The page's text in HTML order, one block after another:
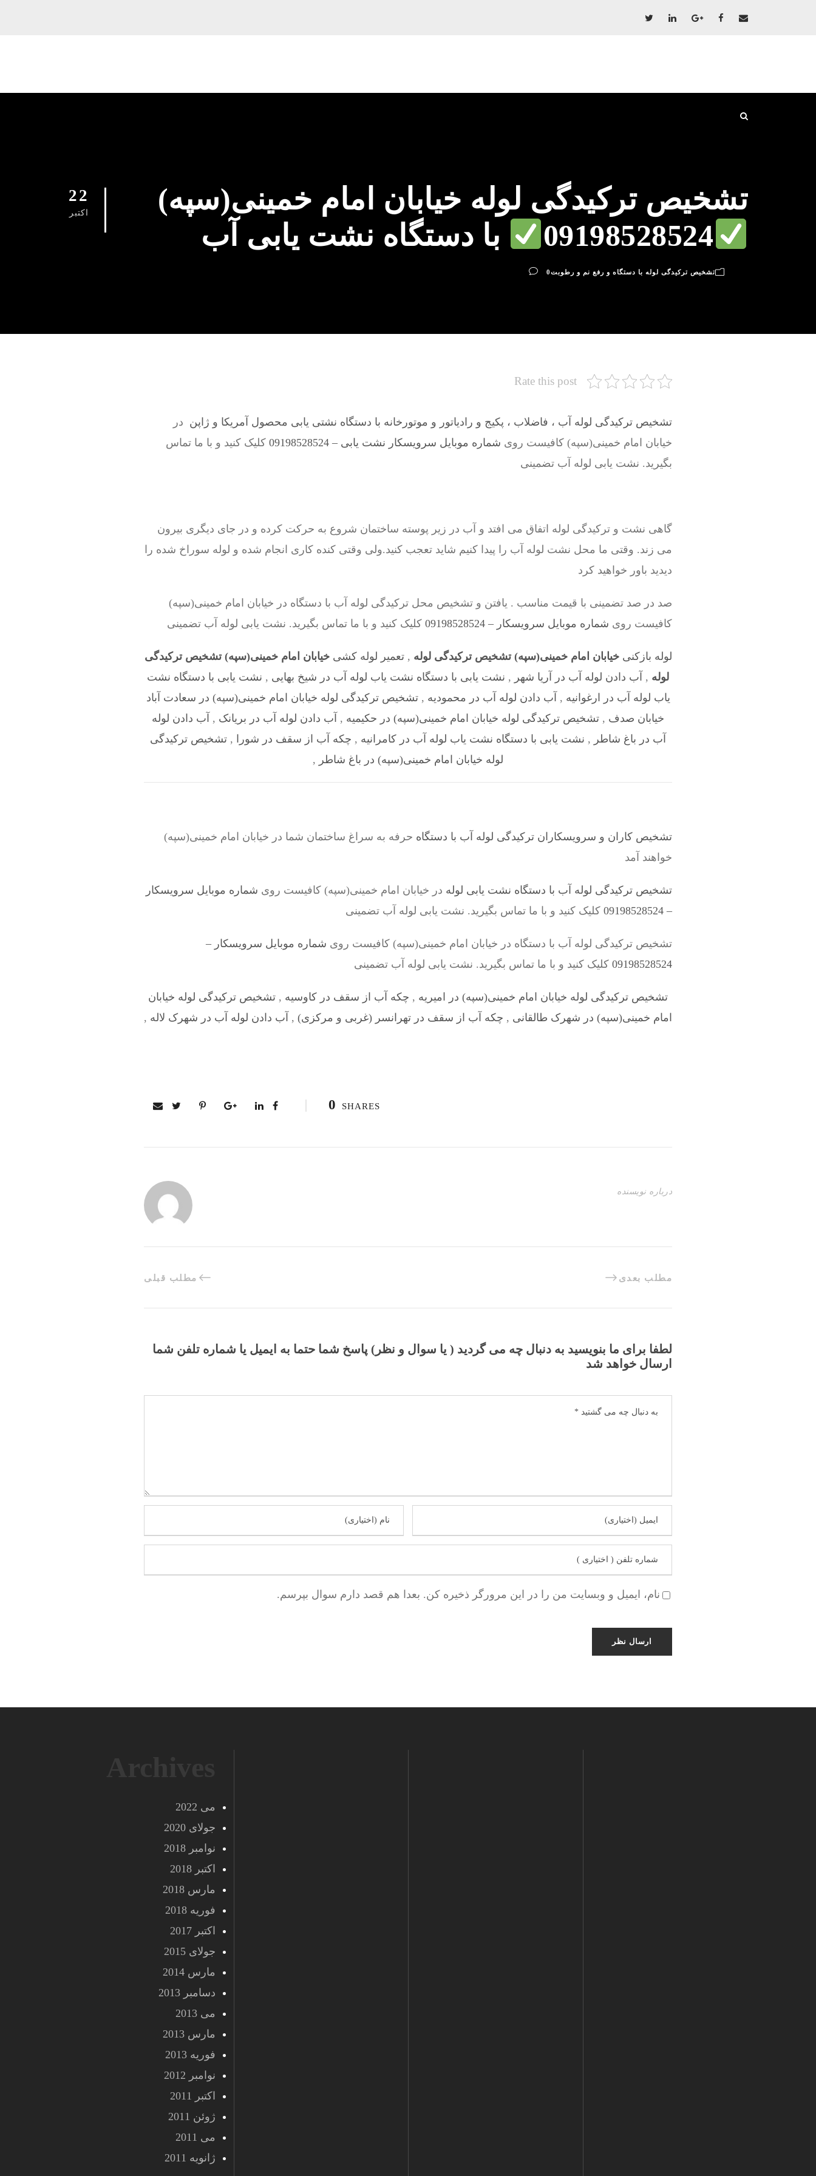
22
اکتبر
تشخیص ترکیدگی لوله خیابان امام خمینی(سپه)
09198528524
با دستگاه نشت یابی آب
تشخیص ترکیدگی لوله با دستگاه و رفع نم و رطوبت0
Rate this post
تشخیص ترکیدگی لوله آب ، فاضلاب ، پکیج و رادیاتور و موتورخانه با دستگاه نشتی یابی محصول آمریکا و ژاپن در
خیابان امام خمینی(سپه) کافیست روی شماره موبایل سرویسکار نشت یابی – 09198528524
کلیک کنید و با ما تماس
بگیرید. نشت یابی لوله آب تضمینی
گاهی نشت و ترکیدگی لوله اتفاق می افتد و آب در زیر پوسته ساختمان شروع به حرکت کرده و در جای دیگری بیرون
می زند. وقتی ما محل نشت لوله آب را پیدا کنیم شاید تعجب کنید.ولی وقتی کنده کاری انجام شده و لوله سوراخ شده را
دیدید باور خواهید کرد
صد در صد تضمینی با قیمت مناسب . یافتن و تشخیص محل ترکیدگی لوله آب با دستگاه در خیابان امام خمینی(سپه)
کافیست روی شماره موبایل سرویسکار – 09198528524 کلیک کنید و با ما تماس بگیرید. نشت یابی لوله آب تضمینی
لوله بازکنیخیابان امام خمینی(سپه) تشخیص ترکیدگی لوله ,تعمیر لوله کشیخیابان امام خمینی(سپه) تشخیص ترکیدگی
لوله , آب دادن لوله آب در آریا شهر , نشت یابی با دستگاه نشت یاب لوله آب در شیخ بهایی , نشت یابی با دستگاه نشت
یاب لوله آب در ارغوانیه , آب دادن لوله آب در محمودیه ,تشخیص ترکیدگی لوله خیابان امام خمینی(سپه) در سعادت آباد
خیابان صدف , تشخیص ترکیدگی لوله خیابان امام خمینی(سپه) در حکیمیه , آب دادن لوله آب در بریانک , آب دادن لوله
آب در باغ شاطر , نشت یابی با دستگاه نشت یاب لوله آب در کامرانیه , چکه آب از سقف در شورا , تشخیص ترکیدگی
لوله خیابان امام خمینی(سپه) در باغ شاطر ,
تشخیص کاران و سرویسکاران ترکیدگی لوله آب با دستگاه حرفه به سراغ ساختمان شما در خیابان امام خمینی(سپه)
خواهند آمد
تشخیص ترکیدگی لوله آب با دستگاه نشت یابی لوله در خیابان امام خمینی(سپه) کافیست روی شماره موبایل سرویسکار
– 09198528524
کلیک کنید و با ما تماس بگیرید. نشت یابی لوله آب تضمینی
تشخیص ترکیدگی لوله آب با دستگاه در خیابان امام خمینی(سپه) کافیست روی شماره موبایل سرویسکار –
09198528524 کلیک کنید و با ما تماس بگیرید. نشت یابی لوله آب تضمینی
تشخیص ترکیدگی لوله خیابان امام خمینی(سپه) در امیریه , چکه آب از سقف در کاوسیه , تشخیص ترکیدگی لوله خیابان
امام خمینی(سپه) در شهرک طالقانی , چکه آب از سقف در تهرانسر (غربی و مرکزی) , آب دادن لوله آب در شهرک لاله ,
0 SHARES
درباره نویسنده
مطلب قبلی مطلب بعدی
لطفا برای ما بنویسید به دنبال چه می گردید ( یا سوال و نظر) پاسخ شما حتما به ایمیل یا شماره تلفن شما
ارسال خواهد شد
نام، ایمیل و وبسایت من را در این مرورگر ذخیره کن. بعدا هم قصد دارم سوال بپرسم.
می 2022
جولای 2020
نوامبر 2018
اکتبر 2018
مارس 2018
فوریه 2018
اکتبر 2017
جولای 2015
مارس 2014
دسامبر 2013
می 2013
مارس 2013
فوریه 2013
نوامبر 2012
اکتبر 2011
ژوئن 2011
می 2011
ژانویه 2011